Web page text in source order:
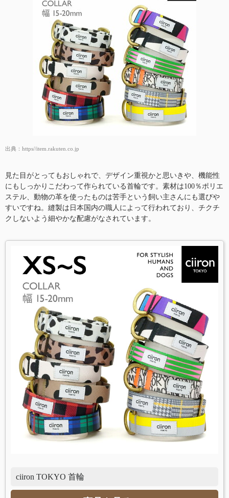
出典： https//item.rakuten.co.jp
見た目がとってもおしゃれで、デザイン重視かと思いきや、機能性
にもしっかりこだわって作られている首輪です。素材は100％ポリエ
ステル、動物の革を使ったものは苦手という飼い主さんにも選びや
すいですね。縫製は日本国内の職人によって行われており、チクチ
クしないよう細やかな配慮がなされています。
ciiron TOKYO 首輪